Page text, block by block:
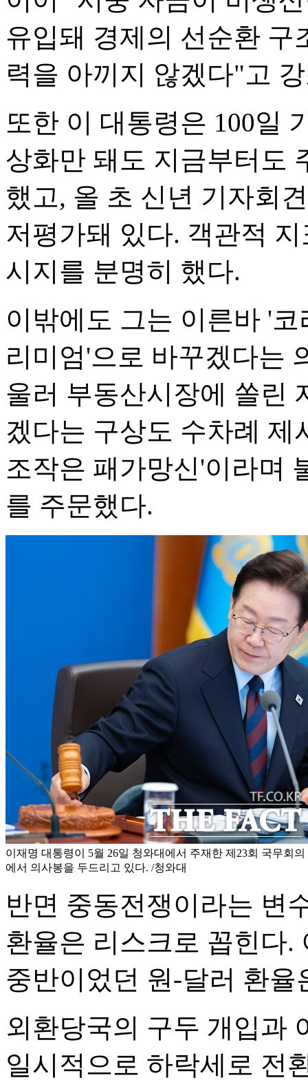
유입돼 경제의 선순환 구
력을 아끼지 않겠다"고
또한 이 대통령은 100일
상화만 돼도 지금부터도
했고, 올 초 신년 기자회
저평가돼 있다. 객관적
시지를 분명히 했다.
이밖에도 그는 이른바 '
리미엄'으로 바꾸겠다는
울러 부동산시장에 쏠린
겠다는 구상도 수차례 제
조작은 패가망신'이라며
를 주문했다.
이재명 대통령이 5월 26일 청와대에서 주재한 제23회 국무회
에서 의사봉을 두드리고 있다. /청와대
반면 중동전쟁이라는 변
환율은 리스크로 꼽힌다.
중반이었던 원-달러 환율
외환당국의 구두 개입과
일시적으로 하락세로 전